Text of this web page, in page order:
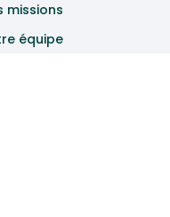
missions
équipe